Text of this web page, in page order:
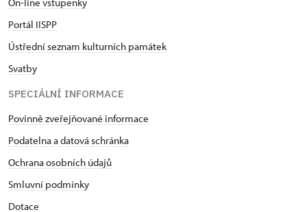
On-line vstupenky
Portál IISPP
Ústřední seznam kulturních památek
Svatby
SPECIÁLNÍ INFORMACE
Povinně zveřejňované informace
Podatelna a datová schránka
Ochrana osobních údajů
Smluvní podmínky
Dotace